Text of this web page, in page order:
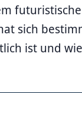
sich
ist und